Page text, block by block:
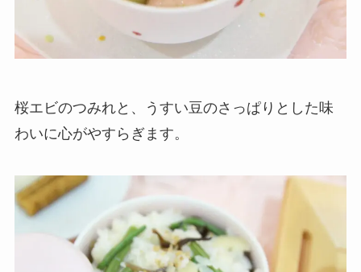
桜エビのつみれと、うすい豆のさっぱりとした味
わいに心がやすらぎます。